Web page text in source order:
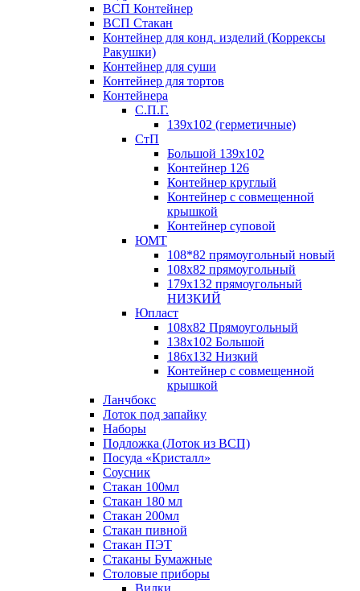
ВСП Контейнер
ВСП Стакан
Контейнер для конд. изделий (Коррексы
Ракушки)
Контейнер для суши
Контейнер для тортов
Контейнера
С.П.Г.
139х102 (герметичные)
СтП
Большой 139х102
Контейнер 126
Контейнер круглый
Контейнер с совмещенной
крышкой
Контейнер суповой
ЮМТ
108*82 прямоугольный новый
108х82 прямоугольный
179х132 прямоугольный
НИЗКИЙ
Юпласт
108х82 Прямоугольный
138х102 Большой
186х132 Низкий
Контейнер с совмещенной
крышкой
Ланчбокс
Лоток под запайку
Наборы
Подложка (Лоток из ВСП)
Посуда «Кристалл»
Соусник
Стакан 100мл
Стакан 180 мл
Стакан 200мл
Стакан пивной
Стакан ПЭТ
Стаканы Бумажные
Столовые приборы
Вилки